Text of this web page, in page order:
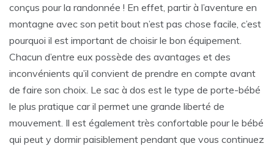
conçus pour la randonnée ! En effet, partir à l’aventure en
montagne avec son petit bout n’est pas chose facile, c’est
pourquoi il est important de choisir le bon équipement.
Chacun d’entre eux possède des avantages et des
inconvénients qu’il convient de prendre en compte avant
de faire son choix. Le sac à dos est le type de porte-bébé
le plus pratique car il permet une grande liberté de
mouvement. Il est également très confortable pour le bébé
qui peut y dormir paisiblement pendant que vous continuez